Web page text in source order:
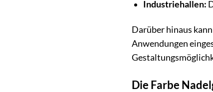
Industriehallen:
Darüber hinaus
Anwendungen
Die Farbe